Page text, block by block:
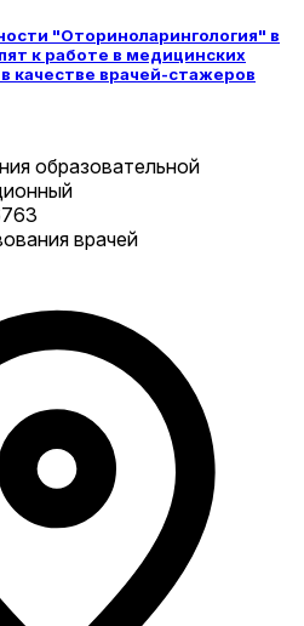
"Оториноларингология" в
к работе в медицинских
качестве врачей-стажеров
образовательной
врачей